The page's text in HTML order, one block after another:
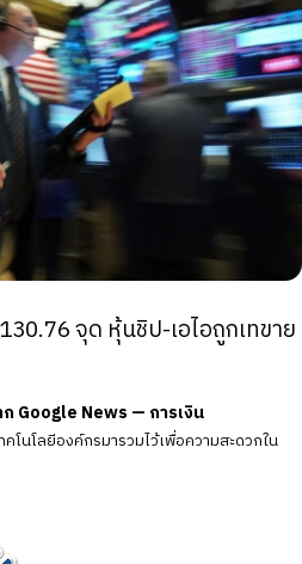
จุด หุ้นชิป-เอไอถูกเทขาย
Google News — การเงิน
โนโลยีองค์กรมารวมไว้เพื่อความสะดวกใน